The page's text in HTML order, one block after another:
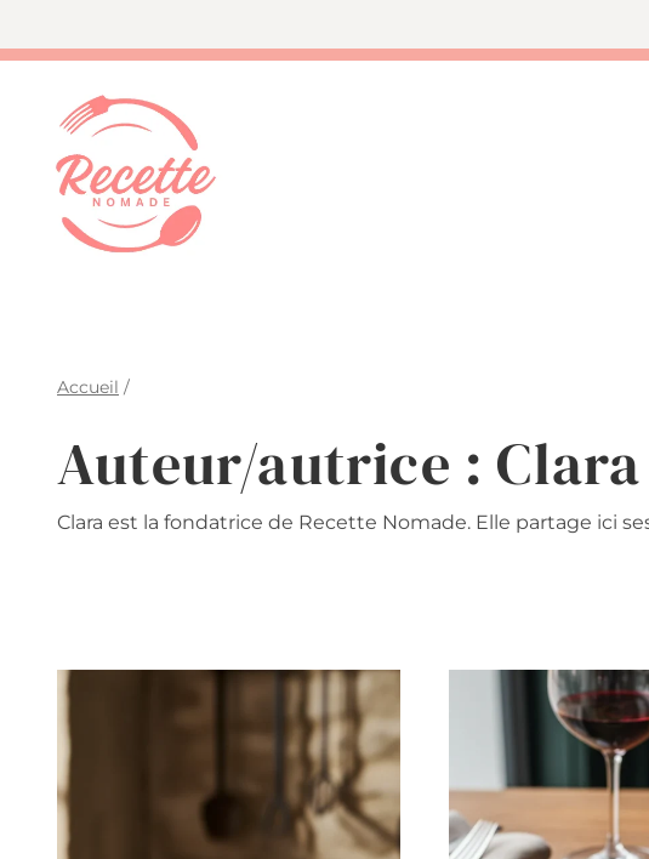
Aller
contenu
Accueil /
Auteur/autrice : Clara
Clara est la fondatrice de Recette Nomade. Elle partage ici